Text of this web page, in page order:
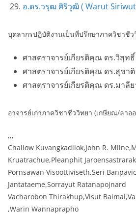
อ.ดร.วรุฒ ศิริวุฒิ ( Warut
บุคลากรปฏิบัติงานเป็นที่ปรึกษาภาควิชาชีว
ศาสตราจารย์เกียรติคุณ ดร.วิสุท
ศาสตราจารย์เกียรติคุณ ดร.สุชา
ศาสตราจารย์เกียรติคุณ ดร.มาลีย
อาจารย์เก่าภาควิชาชีววิทยา (เกษียณ/ลาอ
,,,
Chaliow Kuvangkadilok,John R.
Kruatrachue,Pleanphit
Pornsawan Visoottiviseth,Seri
Jantataeme,Sorrayut Ratanapojnard
Vacharobon Thirakhup,Visut
,Warin Wannaprapho